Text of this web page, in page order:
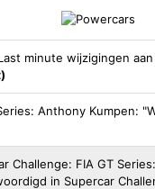
minute wijzigingen
Anthony Kumpen:
Challenge
FIA GT
in Supercar